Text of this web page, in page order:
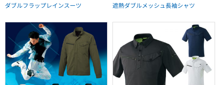
ダブルフラップレインスーツ 遮熱ダブルメッシュ長袖シャツ